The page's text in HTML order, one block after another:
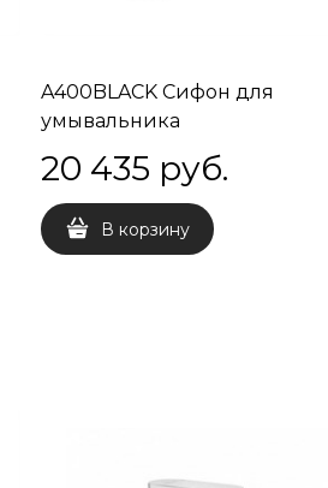
A400BLACK Сифон для
умывальника
цельнометаллический
20 435 руб.
В корзину